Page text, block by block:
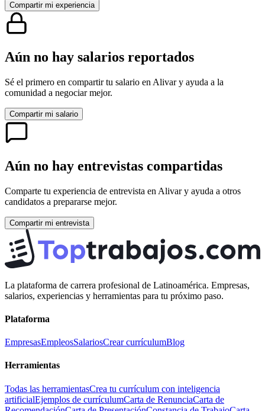
Compartir mi experiencia
Aún no hay salarios reportados
Sé el primero en compartir tu salario en Alivary ayuda a la
comunidad a negociar mejor.
Compartir mi salario
Aún no hay entrevistas compartidas
Comparte tu experiencia de entrevista en Alivary ayuda a otros
candidatos a prepararse mejor.
Compartir mi entrevista
La plataforma de carrera profesional de Latinoamérica. Empresas,
salarios, experiencias y herramientas para tu próximo paso.
Plataforma
EmpresasEmpleosSalariosCrear currículumBlog
Herramientas
Todas las herramientasCrea tu currículum con inteligencia
artificialEjemplos de currículumCarta de RenunciaCarta de